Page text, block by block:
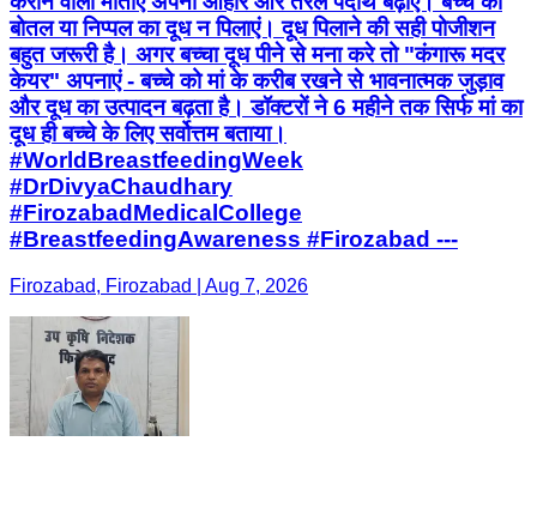
बोतल या निप्पल का दूध न पिलाएं। दूध पिलाने की सही पोजीशन
बहुत जरूरी है। अगर बच्चा दूध पीने से मना करे तो "कंगारू मदर
केयर" अपनाएं - बच्चे को मां के करीब रखने से भावनात्मक जुड़ाव
और दूध का उत्पादन बढ़ता है। डॉक्टरों ने 6 महीने तक सिर्फ मां का
दूध ही बच्चे के लिए सर्वोत्तम बताया।
#WorldBreastfeedingWeek
#DrDivyaChaudhary
#FirozabadMedicalCollege
#BreastfeedingAwareness #Firozabad ---
Firozabad, Firozabad | Aug 7, 2026